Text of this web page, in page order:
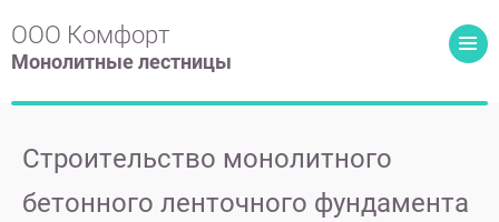
ООО Комфорт
Монолитные лестницы
Строительство монолитного
бетонного ленточного фундамента